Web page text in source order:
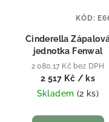
Cinderella
jednotka Fenwal
2 080,17 Kč bez DPH
2 517 Kč / ks
Skladem (2 ks)
KÓD: